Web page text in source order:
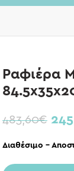
Ραφιέρα
483,60€
Διαθέσιμο –